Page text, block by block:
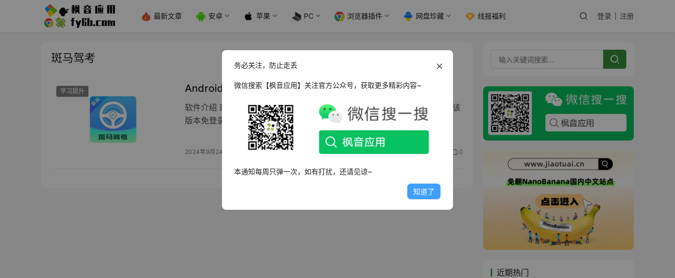
最新文章 安卓 苹果 PC 浏览器插件 网盘珍藏 线报福利 登录 注册
斑马驾考
学习提升 Android 斑马驾考_v2.2.3
软件介绍 斑马驾考是一款专注于驾考科目一、科目四技巧教学的培训软件，该
版本免登录阉割了科二科三视频，…
2024年9月24日 0
近期热门
务必关注，防止走丢
微信搜索【枫音应用】关注官方公众号，获取更多精彩内容~
本通知每周只弹一次，如有打扰，还请见谅~
知道了